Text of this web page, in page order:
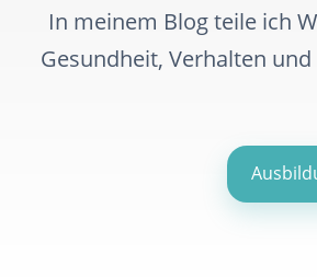
In meinem Blog teile ich
Gesundheit, Verhalten